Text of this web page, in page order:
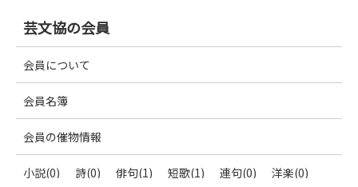
芸文協の会員
会員について
会員名簿
会員の催物情報
小説(0) 詩(0) 俳句(1) 短歌(1) 連句(0)
洋楽(0)